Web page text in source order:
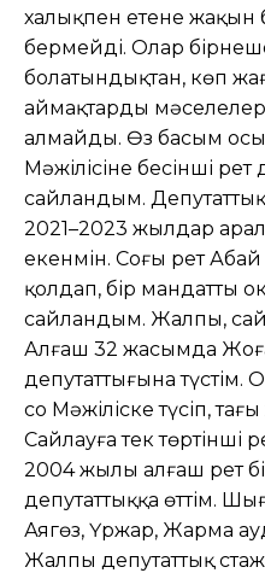
халықпен етене жақын
бермейді. Олар
болатындықтан, көп
аймақтардың
алмайды. Өз басым
Мəжілісіне бесінші
сайландым.
2021–2023 жылдар
екенмін. Соңғы рет
қолдап, бір мандатты
сайландым. Жалпы,
Алғаш 32 жасымда
депутаттығына
соң Мəжіліске түсіп,
Сайлауға тек төртінші
2004 жылы алғаш рет
депутаттыққа өттім.
Аягөз, Үржар, Жарма
Жалпы депутаттық